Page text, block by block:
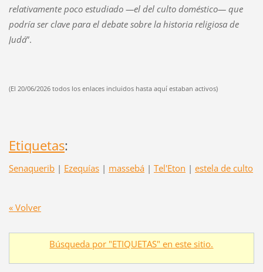
relativamente poco estudiado —el del culto doméstico— que
podría ser clave para el debate sobre la historia religiosa de
Judá”.
(El 20/06/2026 todos los enlaces incluidos hasta aquí estaban activos)
Etiquetas:
Senaquerib | Ezequías | massebá | Tel'Eton | estela de culto
« Volver
Búsqueda por "ETIQUETAS" en este sitio.